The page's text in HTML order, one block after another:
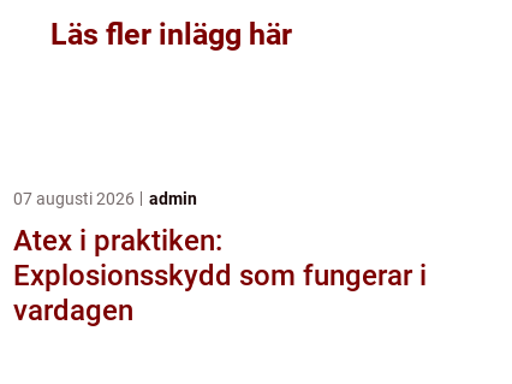
Läs fler inlägg här
07 augusti 2026 admin
Atex i praktiken:
Explosionsskydd som fungerar i
vardagen